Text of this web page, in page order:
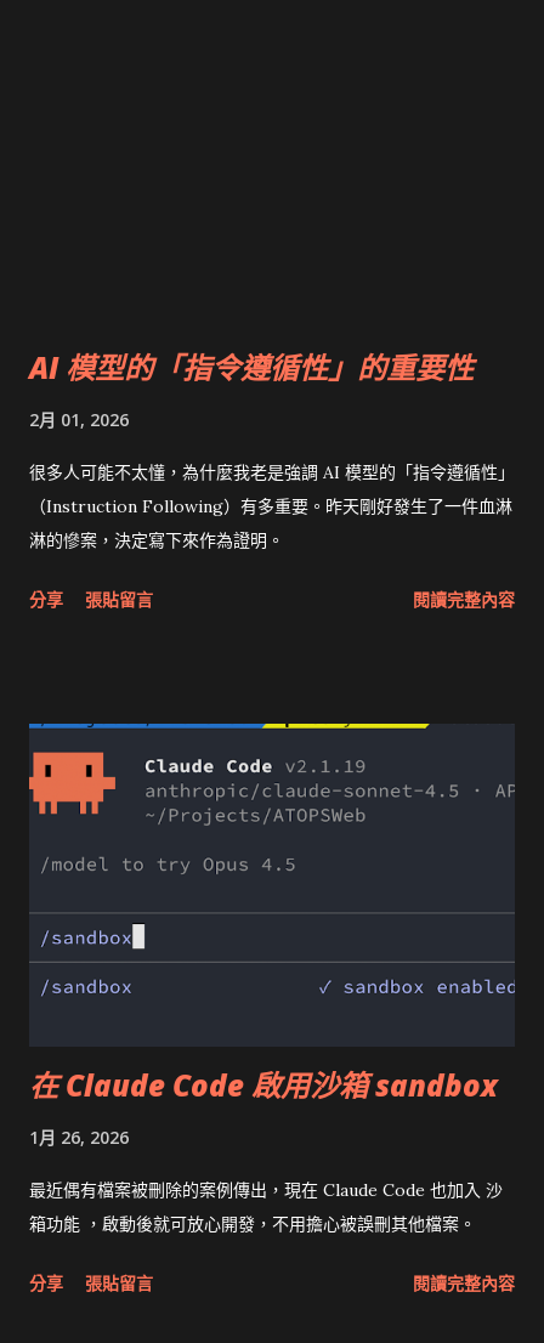
AI 模型的「指令遵循性」的重要性
2月 01, 2026
很多人可能不太懂，為什麼我老是強調 AI 模型的「指令遵循性」
（Instruction Following）有多重要。昨天剛好發生了一件血淋
淋的慘案，決定寫下來作為證明。
分享 張貼留言 閱讀完整內容
在 Claude Code 啟用沙箱 sandbox
1月 26, 2026
最近偶有檔案被刪除的案例傳出，現在 Claude Code 也加入 沙
箱功能 ，啟動後就可放心開發，不用擔心被誤刪其他檔案。
分享 張貼留言 閱讀完整內容